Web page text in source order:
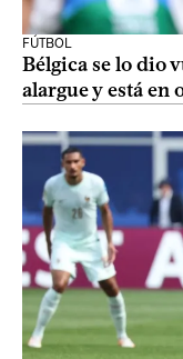
FÚTBOL
Bélgica se lo dio
alargue y está en